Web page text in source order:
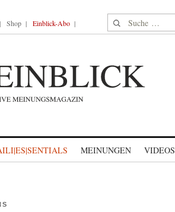
Shop Einblick-Abo Suche nach:
MEINUNGEN VIDEOS